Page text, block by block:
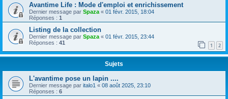
Avantime Life : Mode d'emploi et enrichissement
Dernier message par Spaza « 01 févr. 2015, 18:04
Réponses : 1
Listing de la collection
Dernier message par Spaza « 01 févr. 2015, 23:44
Réponses : 41 1 2
Sujets
L'avantime pose un lapin ....
Dernier message par italo1 « 08 août 2025, 23:10
Réponses : 6